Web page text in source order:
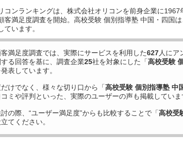
コンランキングは、株式会社オリコンを前身企業に
客満足度調査を開始。高校受験 個別指導塾 中国・四国
ています。
満足度調査では、実際にサービスを利用した627人にア
る回答を基に、調査企業25社を対象にした「高校受験
表しています。
けでなく、様々な切り口から「高校受験 個別指導塾 中
ミや評判といった、実際のユーザーの声も掲載していま
の際、“ユーザー満足度”からも比較することで「高校受
てください。